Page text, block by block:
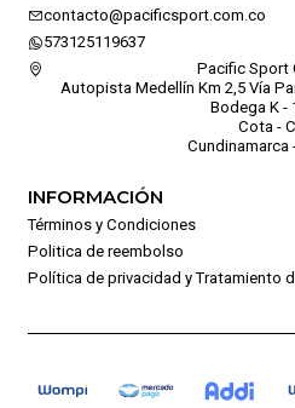
contacto@pacificsport.com.co
573125119637
Pacific Sport
Autopista Medellín Km 2,5 Vía
Bodega K -
Cota -
Cundinamarca
INFORMACIÓN
Términos y Condiciones
Politica de reembolso
Política de privacidad y Tratamiento